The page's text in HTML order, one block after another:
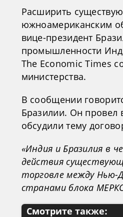
Расширить
южноамериканским
вице-президент
промышленности
The Economic Times
министерства.
В сообщении
Бразилии. Он провел
обсудили тему
«Индия и Бразилия в
действия
торговле между Нью-
странами блока
Смотрите также: